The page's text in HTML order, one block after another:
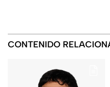
CONTENIDO